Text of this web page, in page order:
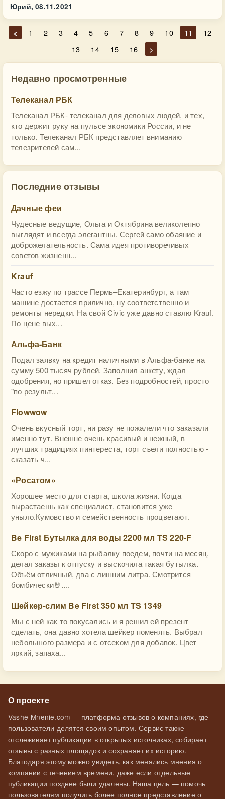
Юрий, 08.11.2021
< 1 2 3 4 5 6 7 8 9 10 11
12
13
14 15 16 >
Недавно просмотренные
Телеканал РБК
Телеканал РБК- телеканал для деловых людей, и тех,
кто держит руку на пульсе экономики России, и не
только. Телеканал РБК представляет вниманию
телезрителей сам...
Последние отзывы
Дачные феи
Чудесные ведущие, Ольга и Октябрина великолепно
выглядят и всегда элегантны. Сергей само обаяние и
доброжелательность. Сама идея противоречивых
советов жизненн...
Krauf
Часто езжу по трассе Пермь–Екатеринбург, а там
машине достается прилично, ну соответственно и
ремонты нередки. На свой Civic уже давно ставлю Krauf.
По цене вых...
Альфа-Банк
Подал заявку на кредит наличными в Альфа-банке на
сумму 500 тысяч рублей. Заполнил анкету, ждал
одобрения, но пришел отказ. Без подробностей, просто
"по результ...
Flowwow
Очень вкусный торт, ни разу не пожалели что заказали
именно тут. Внешне очень красивый и нежный, в
лучших традициях пинтереста, торт съели полностью -
сказать ч...
«Росатом»
Хорошее место для старта, школа жизни. Когда
вырастаешь как специалист, становится уже
уныло.Кумовство и семейственность процветают.
Be First Бутылка для воды 2200 мл TS 220-F
Скоро с мужиками на рыбалку поедем, почти на месяц,
делал заказы к отпуску и выскочила такая бутылка.
Объём отличный, два с лишним литра. Смотрится
бомбически🤘....
Шейкер-слим Be First 350 мл TS 1349
Мы с ней как то покусались и я решил ей презент
сделать, она давно хотела шейкер поменять. Выбрал
небольшого размера и с отсеком для добавок. Цвет
яркий, запаха...
О проекте
Vashe-Mnenie.com — платформа отзывов о компаниях, где
пользователи делятся своим опытом. Сервис также
отслеживает публикации в открытых источниках, собирает
отзывы с разных площадок и сохраняет их историю.
Благодаря этому можно увидеть, как менялись мнения о
компании с течением времени, даже если отдельные
публикации позднее были удалены. Наша цель — помочь
пользователям получить более полное представление о